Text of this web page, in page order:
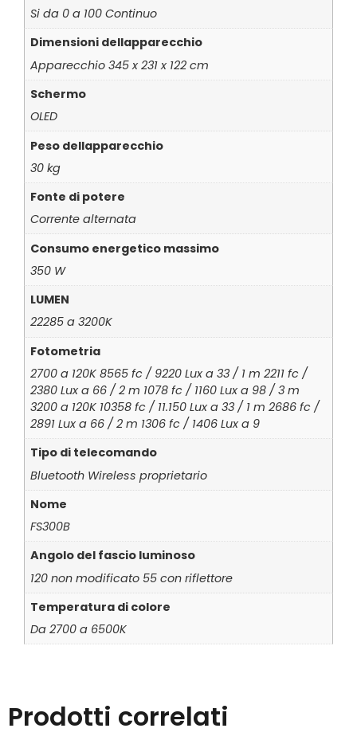
Si da 0 a 100 Continuo
Dimensioni dellapparecchio
Apparecchio 345 x 231 x 122 cm
Schermo
OLED
Peso dellapparecchio
30 kg
Fonte di potere
Corrente alternata
Consumo energetico massimo
350 W
LUMEN
22285 a 3200K
Fotometria
2700 a 120K 8565 fc / 9220 Lux a 33 / 1 m 2211 fc /
2380 Lux a 66 / 2 m 1078 fc / 1160 Lux a 98 / 3 m
3200 a 120K 10358 fc / 11.150 Lux a 33 / 1 m 2686 fc /
2891 Lux a 66 / 2 m 1306 fc / 1406 Lux a 9
Tipo di telecomando
Bluetooth Wireless proprietario
Nome
FS300B
Angolo del fascio luminoso
120 non modificato 55 con riflettore
Temperatura di colore
Da 2700 a 6500K
Prodotti correlati